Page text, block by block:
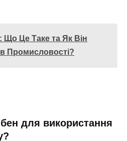
Що Це Таке та Як Він
Промисловості?
для використання